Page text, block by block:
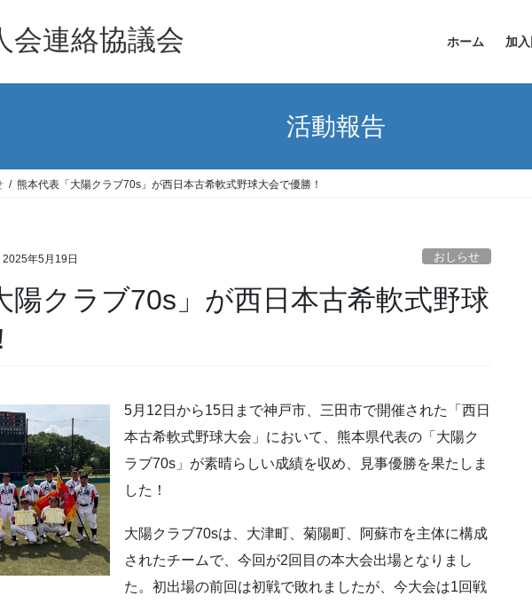
会連絡協議会 ホーム 加
活動報告
熊本代表「大陽クラブ70s」が西日本古希軟式野球大会で優勝！
2025年5月19日 おしらせ
陽クラブ70s」が西日本古希軟式野球
5月12日から15日まで神戸市、三田市で開催された「西日
本古希軟式野球大会」において、熊本県代表の「大陽ク
ラブ70s」が素晴らしい成績を収め、見事優勝を果たしま
した！
大陽クラブ70sは、大津町、菊陽町、阿蘇市を主体に構成
されたチームで、今回が2回目の本大会出場となりまし
た。初出場の前回は初戦で敗れましたが、今大会は1回戦